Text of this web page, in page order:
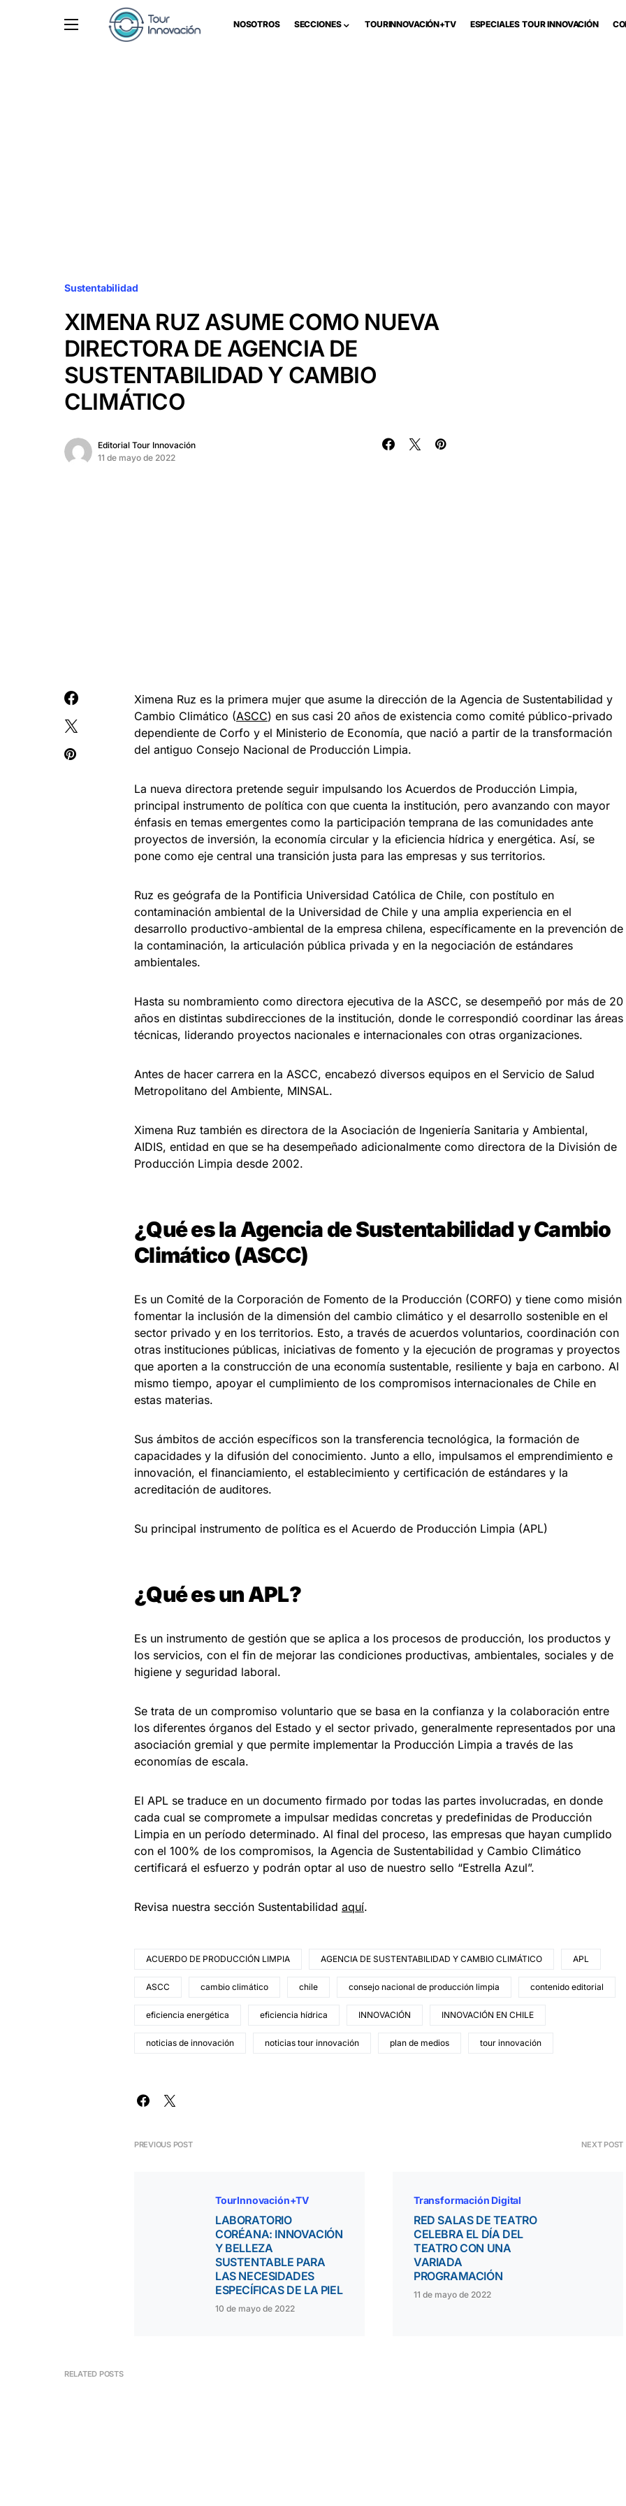
NOSOTROS SECCIONES TOURINNOVACIÓN+TV ESPECIALES TOUR INNOVACIÓN
Sustentabilidad
XIMENA RUZ ASUME COMO NUEVA
DIRECTORA DE AGENCIA DE
SUSTENTABILIDAD Y CAMBIO
CLIMÁTICO
Editorial Tour Innovación
11 de mayo de 2022
Ximena Ruz es la primera mujer que asume la dirección de la Agencia de Sustentabilidad y
Cambio Climático (ASCC) en sus casi 20 años de existencia como comité público-privado
dependiente de Corfo y el Ministerio de Economía, que nació a partir de la transformación
del antiguo Consejo Nacional de Producción Limpia.
La nueva directora pretende seguir impulsando los Acuerdos de Producción Limpia,
principal instrumento de política con que cuenta la institución, pero avanzando con mayor
énfasis en temas emergentes como la participación temprana de las comunidades ante
proyectos de inversión, la economía circular y la eficiencia hídrica y energética. Así, se
pone como eje central una transición justa para las empresas y sus territorios.
Ruz es geógrafa de la Pontificia Universidad Católica de Chile, con postítulo en
contaminación ambiental de la Universidad de Chile y una amplia experiencia en el
desarrollo productivo-ambiental de la empresa chilena, específicamente en la prevención de
la contaminación, la articulación pública privada y en la negociación de estándares
ambientales.
Hasta su nombramiento como directora ejecutiva de la ASCC, se desempeñó por más de 20
años en distintas subdirecciones de la institución, donde le correspondió coordinar las áreas
técnicas, liderando proyectos nacionales e internacionales con otras organizaciones.
Antes de hacer carrera en la ASCC, encabezó diversos equipos en el Servicio de Salud
Metropolitano del Ambiente, MINSAL.
Ximena Ruz también es directora de la Asociación de Ingeniería Sanitaria y Ambiental,
AIDIS, entidad en que se ha desempeñado adicionalmente como directora de la División de
Producción Limpia desde 2002.
¿Qué es la Agencia de Sustentabilidad y Cambio
Climático (ASCC)
Es un Comité de la Corporación de Fomento de la Producción (CORFO) y tiene como misión
fomentar la inclusión de la dimensión del cambio climático y el desarrollo sostenible en el
sector privado y en los territorios. Esto, a través de acuerdos voluntarios, coordinación con
otras instituciones públicas, iniciativas de fomento y la ejecución de programas y proyectos
que aporten a la construcción de una economía sustentable, resiliente y baja en carbono. Al
mismo tiempo, apoyar el cumplimiento de los compromisos internacionales de Chile en
estas materias.
Sus ámbitos de acción específicos son la transferencia tecnológica, la formación de
capacidades y la difusión del conocimiento. Junto a ello, impulsamos el emprendimiento e
innovación, el financiamiento, el establecimiento y certificación de estándares y la
acreditación de auditores.
Su principal instrumento de política es el Acuerdo de Producción Limpia (APL)
¿Qué es un APL?
Es un instrumento de gestión que se aplica a los procesos de producción, los productos y
los servicios, con el fin de mejorar las condiciones productivas, ambientales, sociales y de
higiene y seguridad laboral.
Se trata de un compromiso voluntario que se basa en la confianza y la colaboración entre
los diferentes órganos del Estado y el sector privado, generalmente representados por una
asociación gremial y que permite implementar la Producción Limpia a través de las
economías de escala.
El APL se traduce en un documento firmado por todas las partes involucradas, en donde
cada cual se compromete a impulsar medidas concretas y predefinidas de Producción
Limpia en un período determinado. Al final del proceso, las empresas que hayan cumplido
con el 100% de los compromisos, la Agencia de Sustentabilidad y Cambio Climático
certificará el esfuerzo y podrán optar al uso de nuestro sello “Estrella Azul”.
Revisa nuestra sección Sustentabilidad aquí.
ACUERDO DE PRODUCCIÓN LIMPIA AGENCIA DE SUSTENTABILIDAD Y CAMBIO CLIMÁTICO APL
ASCC cambio climático chile consejo nacional de producción limpia contenido editorial
eficiencia energética eficiencia hídrica INNOVACIÓN INNOVACIÓN EN CHILE
noticias de innovación noticias tour innovación plan de medios tour innovación
PREVIOUS POST
TourInnovación+TV
LABORATORIO
CORÉANA: INNOVACIÓN
Y BELLEZA
SUSTENTABLE PARA
LAS NECESIDADES
ESPECÍFICAS DE LA PIEL
10 de mayo de 2022
NEXT POST
Transformación Digital
RED SALAS DE TEATRO
CELEBRA EL DÍA DEL
TEATRO CON UNA
VARIADA
PROGRAMACIÓN
11 de mayo de 2022
RELATED POSTS